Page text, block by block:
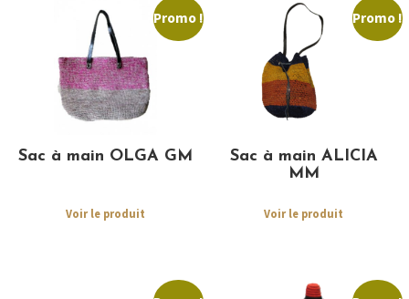
Promo !
Sac à main OLGA GM
Voir le produit
Promo !
Sac à main ALICIA
MM
Voir le produit